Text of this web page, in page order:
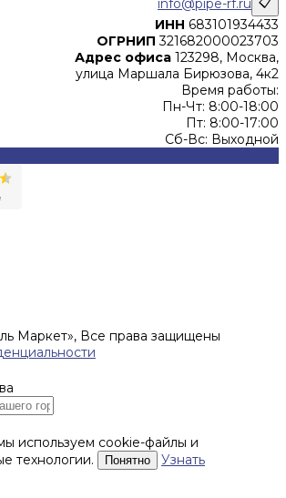
info@pipe-rf.ru
ИНН 683101934433
ОГРНИП 321682000023703
Адрес офиса 123298, Москва,
улица Маршала Бирюзова, 4к2
Время работы:
Пн-Чт: 8:00-18:00
Пт: 8:00-17:00
Сб-Вс: Выходной
Маркет», Все права защищены
используем cookie-файлы и
технологии.
Понятно
Узнать